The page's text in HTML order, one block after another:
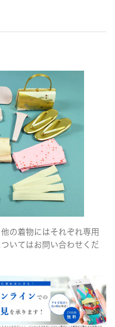
の着物にはそれぞれ専用
いてはお問い合わせくだ